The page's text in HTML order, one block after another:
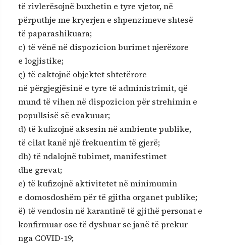
të rivlerësojnë buxhetin e tyre vjetor, në
përputhje me kryerjen e shpenzimeve shtesë
të paparashikuara;
c) të vënë në dispozicion burimet njerëzore
e logjistike;
ç) të caktojnë objektet shtetërore
në përgjegjësinë e tyre të administrimit, që
mund të vihen në dispozicion për strehimin e
popullsisë së evakuuar;
d) të kufizojnë aksesin në ambiente publike,
të cilat kanë një frekuentim të gjerë;
dh) të ndalojnë tubimet, manifestimet
dhe grevat;
e) të kufizojnë aktivitetet në minimumin
e domosdoshëm për të gjitha organet publike;
ë) të vendosin në karantinë të gjithë personat e
konfirmuar ose të dyshuar se janë të prekur
nga COVID-19;